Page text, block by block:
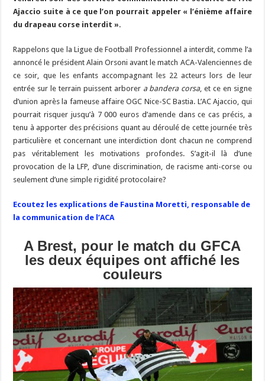
o
o
k
a
m
c
at
Li
k
o
t
p
bl
r
di
t
l
g
er
Ajaccio suite à ce que l’on pourrait appeler « l’énième affaire
du drapeau corse interdit ».
Rappelons que la Ligue de Football Professionnel a interdit, comme l’a
annoncé le président Alain Orsoni avant le match ACA-Valenciennes de
ce soir, que les enfants accompagnant les 22 acteurs lors de leur
entrée sur le terrain puissent arborer a bandera corsa, et ce en signe
d’union après la fameuse affaire OGC Nice-SC Bastia. L’AC Ajaccio, qui
pourrait risquer jusqu’à 7 000 euros d’amende dans ce cas précis, a
tenu à apporter des précisions quant au déroulé de cette journée très
particulière et concernant une interdiction dont chacun ne comprend
pas véritablement les motivations profondes. S’agit-il là d’une
provocation de la LFP, d’une discrimination, de racisme anti-corse ou
seulement d’une simple rigidité protocolaire?
Ecoutez les explications de Faustina Moretti, responsable de
la communication de l’ACA
A Brest, pour le match du GFCA
les deux équipes ont affiché les
couleurs